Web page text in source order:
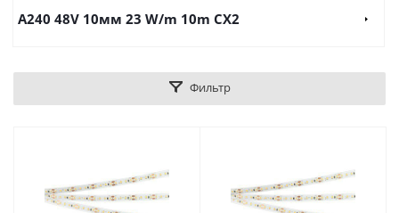
A240 48V 10мм 23 W/m 10m CX2
Фильтр